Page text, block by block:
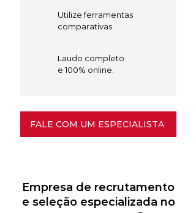
Utilize ferramentas
comparativas.
Laudo completo
e 100% online.
FALE COM UM ESPECIALISTA
Empresa de recrutamento
e seleção especializada no